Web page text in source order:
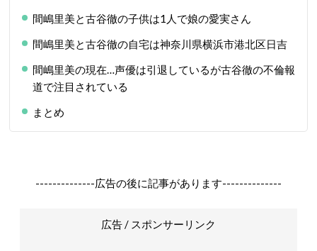
間嶋里美と古谷徹の子供は1人で娘の愛実さん
間嶋里美と古谷徹の自宅は神奈川県横浜市港北区日吉
間嶋里美の現在…声優は引退しているが古谷徹の不倫報
道で注目されている
まとめ
--------------広告の後に記事があります--------------
広告 / スポンサーリンク